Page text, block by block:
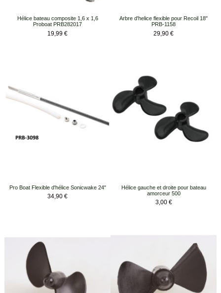
Hélice bateau composite 1,6 x 1,6
Proboat PRB282017
Prix
19,99 €
Arbre d'helice flexible pour Recoil 18"
PRB-1158
Prix
29,90 €
Pro Boat Flexible d'hélice Sonicwake 24"
Prix
34,90 €
Hélice gauche et droite pour bateau
amorceur 500
Prix
3,00 €